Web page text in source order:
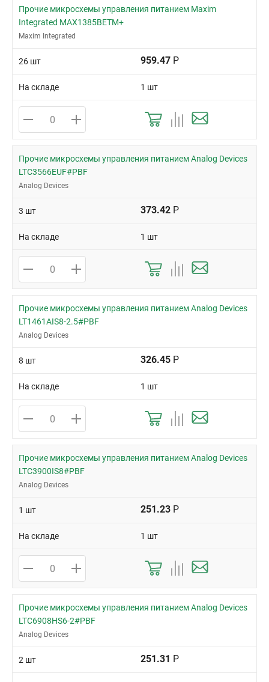
Прочие микросхемы управления питанием Maxim
Integrated MAX1385BETM+
Maxim Integrated
26 шт 959.47 Р
На складе 1 шт
Прочие микросхемы управления питанием Analog Devices
LTC3566EUF#PBF
Analog Devices
3 шт 373.42 Р
На складе 1 шт
Прочие микросхемы управления питанием Analog Devices
LT1461AIS8-2.5#PBF
Analog Devices
8 шт 326.45 Р
На складе 1 шт
Прочие микросхемы управления питанием Analog Devices
LTC3900IS8#PBF
Analog Devices
1 шт 251.23 Р
На складе 1 шт
Прочие микросхемы управления питанием Analog Devices
LTC6908HS6-2#PBF
Analog Devices
2 шт 251.31 Р